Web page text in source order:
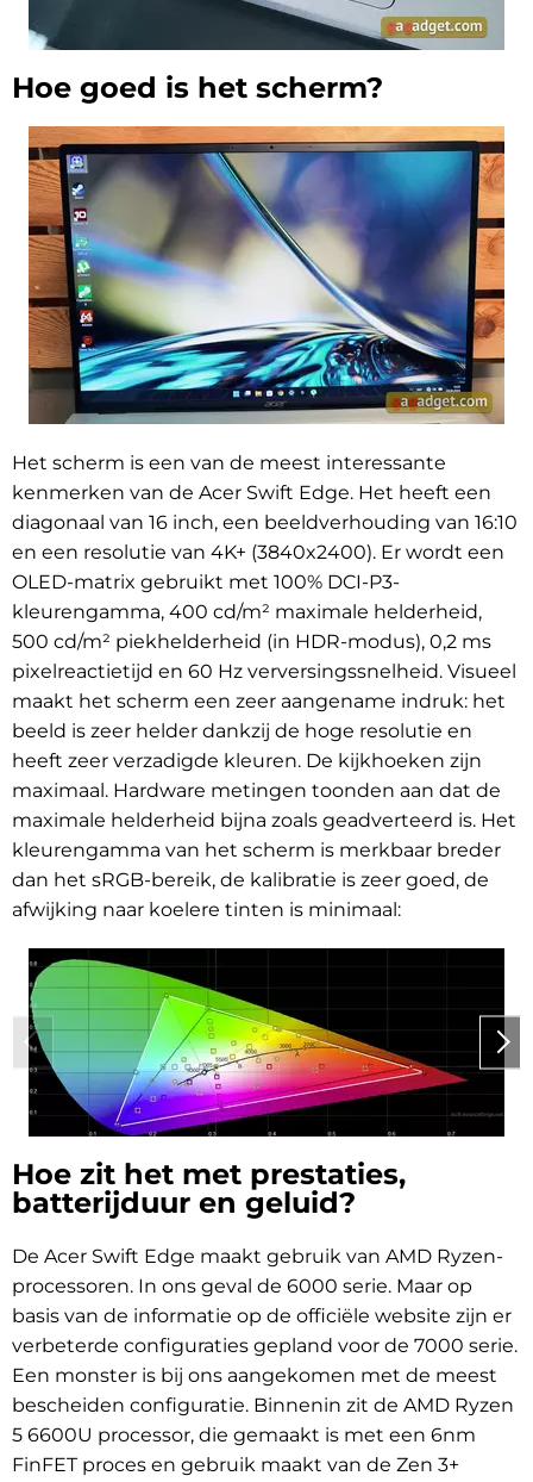
Hoe goed is het scherm?
Het scherm is een van de meest interessante
kenmerken van de Acer Swift Edge. Het heeft een
diagonaal van 16 inch, een beeldverhouding van 16:10
en een resolutie van 4K+ (3840x2400). Er wordt een
OLED-matrix gebruikt met 100% DCI-P3-
kleurengamma, 400 cd/m² maximale helderheid,
500 cd/m² piekhelderheid (in HDR-modus), 0,2 ms
pixelreactietijd en 60 Hz verversingssnelheid. Visueel
maakt het scherm een zeer aangename indruk: het
beeld is zeer helder dankzij de hoge resolutie en
heeft zeer verzadigde kleuren. De kijkhoeken zijn
maximaal. Hardware metingen toonden aan dat de
maximale helderheid bijna zoals geadverteerd is. Het
kleurengamma van het scherm is merkbaar breder
dan het sRGB-bereik, de kalibratie is zeer goed, de
afwijking naar koelere tinten is minimaal:
Hoe zit het met prestaties,
batterijduur en geluid?
De Acer Swift Edge maakt gebruik van AMD Ryzen-
processoren. In ons geval de 6000 serie. Maar op
basis van de informatie op de officiële website zijn er
verbeterde configuraties gepland voor de 7000 serie.
Een monster is bij ons aangekomen met de meest
bescheiden configuratie. Binnenin zit de AMD Ryzen
5 6600U processor, die gemaakt is met een 6nm
FinFET proces en gebruik maakt van de Zen 3+